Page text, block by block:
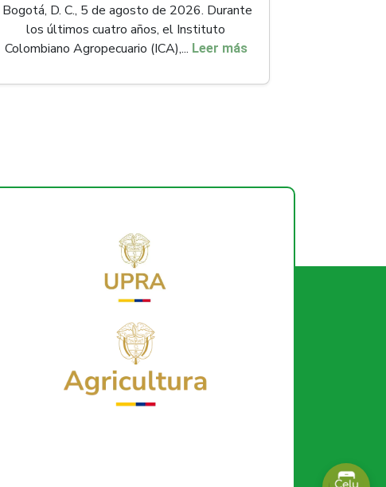
Bogotá, D. C., 5 de agosto de 2026. Durante
los últimos cuatro años, el Instituto
Colombiano Agropecuario (ICA),... Leer más